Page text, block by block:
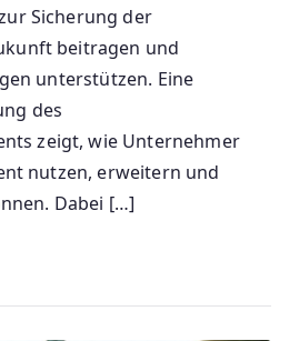
Sicherung der
beitragen und
unterstützen. Eine
des
zeigt, wie Unternehmer
nutzen, erweitern und
Dabei […]